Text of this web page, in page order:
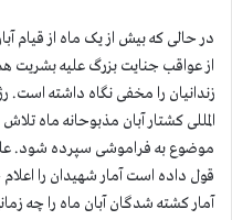
در حالی که بیش از یک ماه از قیام
از عواقب جنایت بزرگ علیه بشریت
زندانیان را مخفی نگاه داشته
المللی کشتار آبان مذبوحانه ماه
موضوع به فراموشی سپرده شود.
قول داده است آمار شهیدان را
آمار کشته شدگان آبان ماه را چه